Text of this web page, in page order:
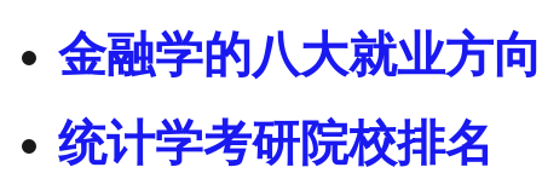
金融学的八大就业方
统计学考研院校排名